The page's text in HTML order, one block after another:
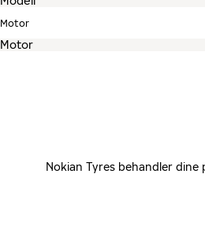
Motor
Nokian Tyres behandler